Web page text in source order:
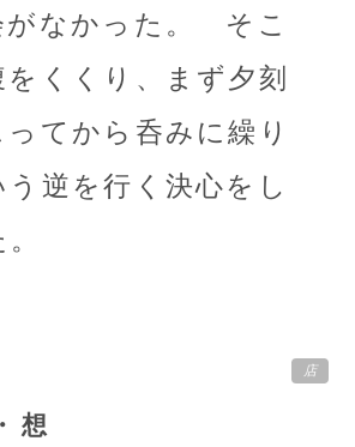
がなかった。 そこ
くくり、まず夕刻
てから呑みに繰り
逆を行く決心をし
店
想